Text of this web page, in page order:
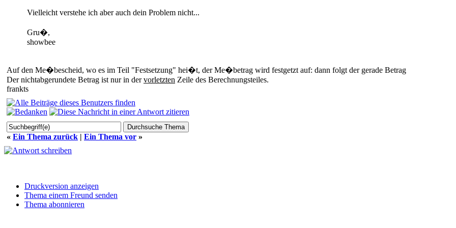
Vielleicht verstehe ich aber auch dein Problem nicht...
Gru�,
showbee
Auf den Me�bescheid, wo es im Teil "Festsetzung" hei�t, der Me�betrag wird festgetzt auf: dann folgt der gerade Betrag
Der nichtabgerundete Betrag ist nur in dervorletzten Zeile des Berechnungsteiles.
frankts
« Ein Thema zurück | Ein Thema vor »
Druckversion anzeigen
Thema einem Freund senden
Thema abonnieren